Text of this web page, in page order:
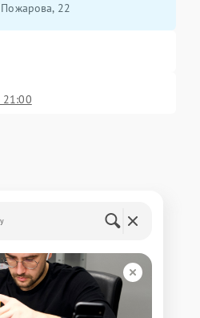
Пожарова, 22
21:00